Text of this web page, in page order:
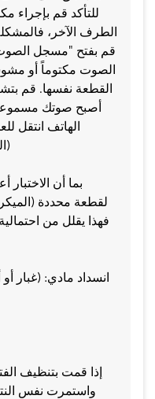
للتأكد ​قم بإجراء
الطرف الآخر،
​قم بفتح "مسجل
الصوت مكتوماً أو
القطعة نفسها. ​قم
أصبح صوتك
الهاتف انتقل
​بما أن
لقطعة محددة
فهذا يقلل من
​انسداد مادي: (غبار
إذا قمت بتنظيف
واستمرت نفس